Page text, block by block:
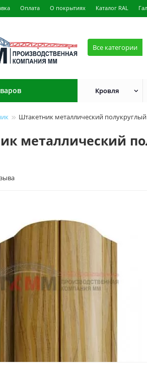
Оплата О покрытиях Каталог RAL
Все категории
Кровля
Штакетник металлический
металлический